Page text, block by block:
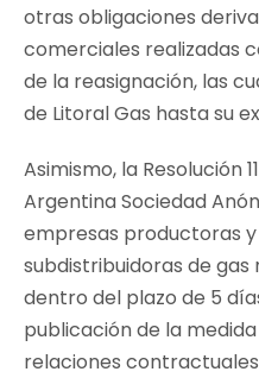
otras obligaciones
comerciales realizadas
de la reasignación, las
de Litoral Gas hasta su
Asimismo, la Resolución
Argentina Sociedad
empresas productoras
subdistribuidoras de
dentro del plazo de 5
publicación de la
relaciones